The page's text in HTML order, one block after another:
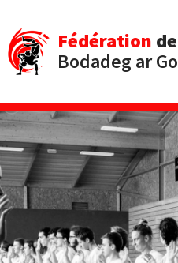
Fédération
Bodadeg ar